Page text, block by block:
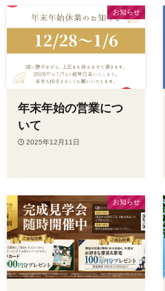
お知らせ
年末年始の営業につ
いて
2025年12月11日
お知らせ